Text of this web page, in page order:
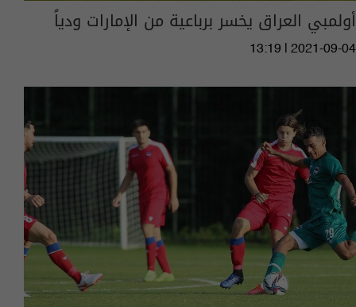
أولمبي العراق يخسر برباعية من الإمارات ودياً
13:19 | 2021-09-04